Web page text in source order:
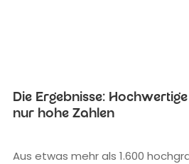
Die Ergebnisse:
nur hohe Zahlen
Aus etwas mehr als 1.600